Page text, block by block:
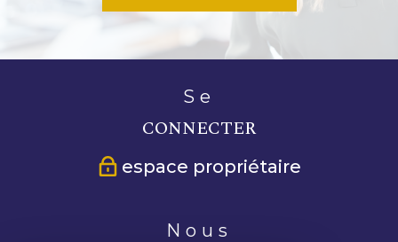
se
CONNECTER
espace propriétaire
nous